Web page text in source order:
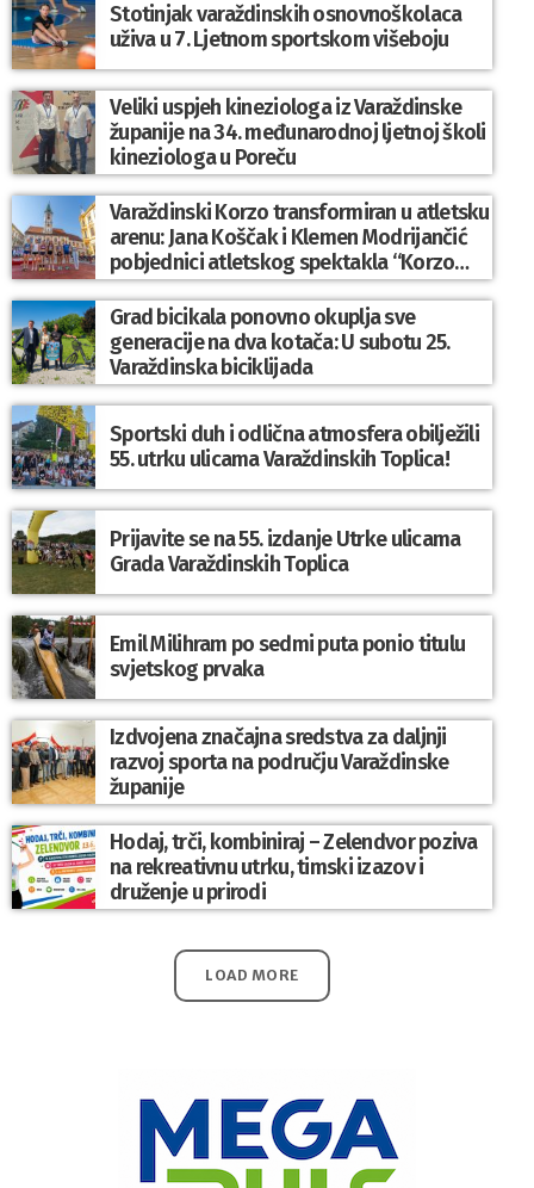
Stotinjak varaždinskih osnovnoškolaca
uživa u 7. Ljetnom sportskom višeboju
Veliki uspjeh kineziologa iz Varaždinske
županije na 34. međunarodnoj ljetnoj školi
kineziologa u Poreču
Varaždinski Korzo transformiran u atletsku
arenu: Jana Koščak i Klemen Modrijančić
pobjednici atletskog spektakla “Korzo
Jump 2026”
Grad bicikala ponovno okuplja sve
generacije na dva kotača: U subotu 25.
Varaždinska biciklijada
Sportski duh i odlična atmosfera obilježili
55. utrku ulicama Varaždinskih Toplica!
Prijavite se na 55. izdanje Utrke ulicama
Grada Varaždinskih Toplica
Emil Milihram po sedmi puta ponio titulu
svjetskog prvaka
Izdvojena značajna sredstva za daljnji
razvoj sporta na području Varaždinske
županije
Hodaj, trči, kombiniraj – Zelendvor poziva
na rekreativnu utrku, timski izazov i
druženje u prirodi
LOAD MORE